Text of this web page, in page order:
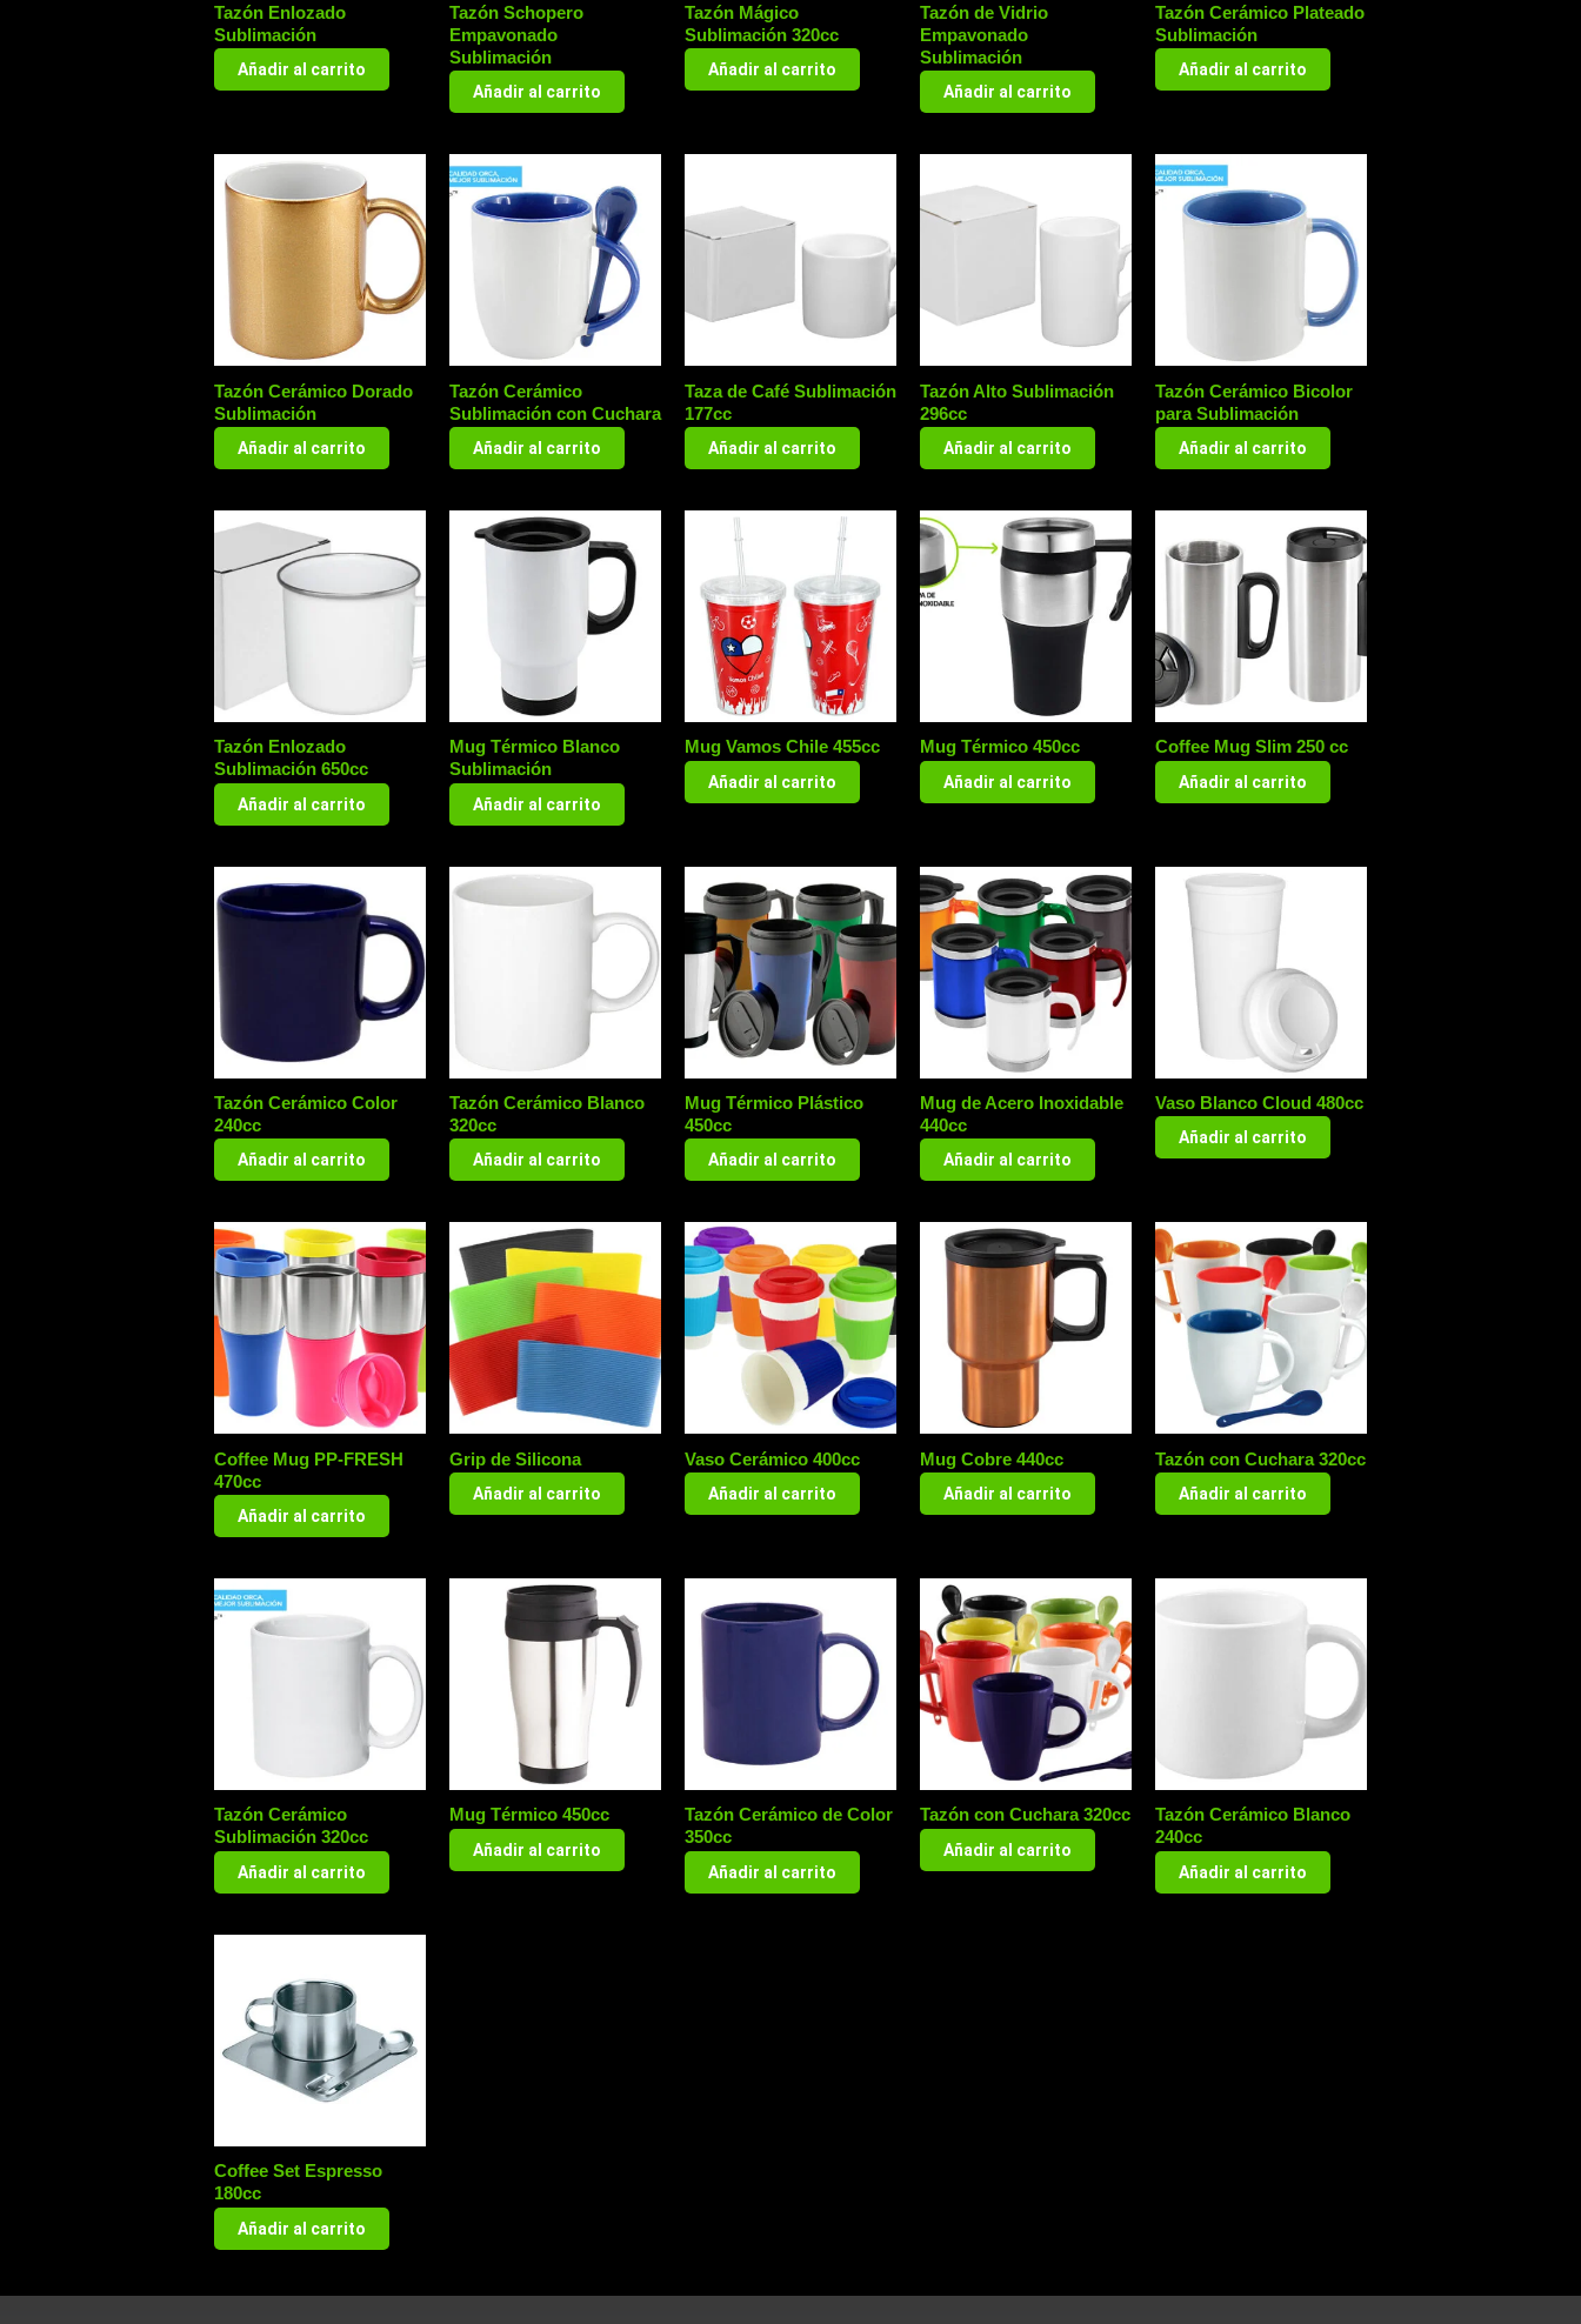
Tazón Enlozado
Sublimación
Añadir al carrito
Tazón Schopero
Empavonado
Sublimación
Añadir al carrito
Tazón Mágico
Sublimación 320cc
Añadir al carrito
Tazón de Vidrio
Empavonado
Sublimación
Añadir al carrito
Tazón Cerámico Plateado
Sublimación
Añadir al carrito
Tazón Cerámico Dorado
Sublimación
Añadir al carrito
Tazón Cerámico
Sublimación con Cuchara
Añadir al carrito
Taza de Café Sublimación
177cc
Añadir al carrito
Tazón Alto Sublimación
296cc
Añadir al carrito
Tazón Cerámico Bicolor
para Sublimación
Añadir al carrito
Tazón Enlozado
Sublimación 650cc
Añadir al carrito
Mug Térmico Blanco
Sublimación
Añadir al carrito
Mug Vamos Chile 455cc
Añadir al carrito
Mug Térmico 450cc
Añadir al carrito
Coffee Mug Slim 250 cc
Añadir al carrito
Tazón Cerámico Color
240cc
Añadir al carrito
Tazón Cerámico Blanco
320cc
Añadir al carrito
Mug Térmico Plástico
450cc
Añadir al carrito
Mug de Acero Inoxidable
440cc
Añadir al carrito
Vaso Blanco Cloud 480cc
Añadir al carrito
Coffee Mug PP-FRESH
470cc
Añadir al carrito
Grip de Silicona
Añadir al carrito
Vaso Cerámico 400cc
Añadir al carrito
Mug Cobre 440cc
Añadir al carrito
Tazón con Cuchara 320cc
Añadir al carrito
Tazón Cerámico
Sublimación 320cc
Añadir al carrito
Mug Térmico 450cc
Añadir al carrito
Tazón Cerámico de Color
350cc
Añadir al carrito
Tazón con Cuchara 320cc
Añadir al carrito
Tazón Cerámico Blanco
240cc
Añadir al carrito
Coffee Set Espresso
180cc
Añadir al carrito